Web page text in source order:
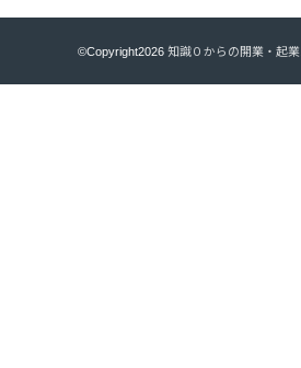
©Copyright2026知識０からの開業・起業